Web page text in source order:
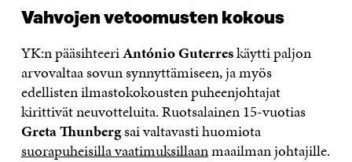
Vahvojen vetoomusten kokous
YK:n pääsihteeriAntónio Guterreskäytti paljon
arvovaltaa sovun synnyttämiseen, ja myös
edellisten ilmastokokousten puheenjohtajat
kirittivät neuvotteluita. Ruotsalainen 15-vuotias
Greta Thunbergsai valtavasti huomiota
suorapuheisilla vaatimuksillaanmaailman johtajille.